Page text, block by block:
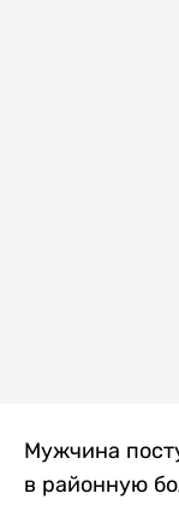
Мужчина
в районную